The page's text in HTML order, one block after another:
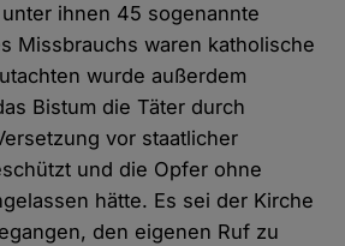
ihnen 45 sogenannte
Missbrauchs waren katholische
wurde außerdem
Bistum die Täter durch
vor staatlicher
und die Opfer ohne
hätte. Es sei der Kirche
den eigenen Ruf zu